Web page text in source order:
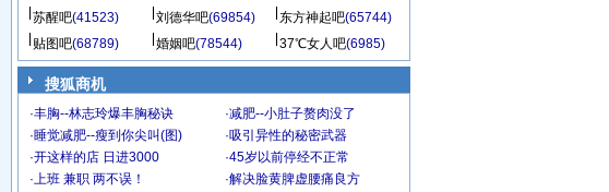
苏醒吧(41523) 刘德华吧(69854) 东方神起吧(65744)
贴图吧(68789) 婚姻吧(78544) 37℃女人吧(6985)
搜狐商机
·丰胸--林志玲爆丰胸秘诀 ·减肥--小肚子赘肉没了
·睡觉减肥--瘦到你尖叫(图) ·吸引异性的秘密武器
·开这样的店 日进3000 ·45岁以前停经不正常
·上班 兼职 两不误！ ·解决脸黄脾虚腰痛良方